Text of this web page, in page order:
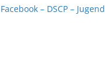
Facebook – DSCP – Jugend